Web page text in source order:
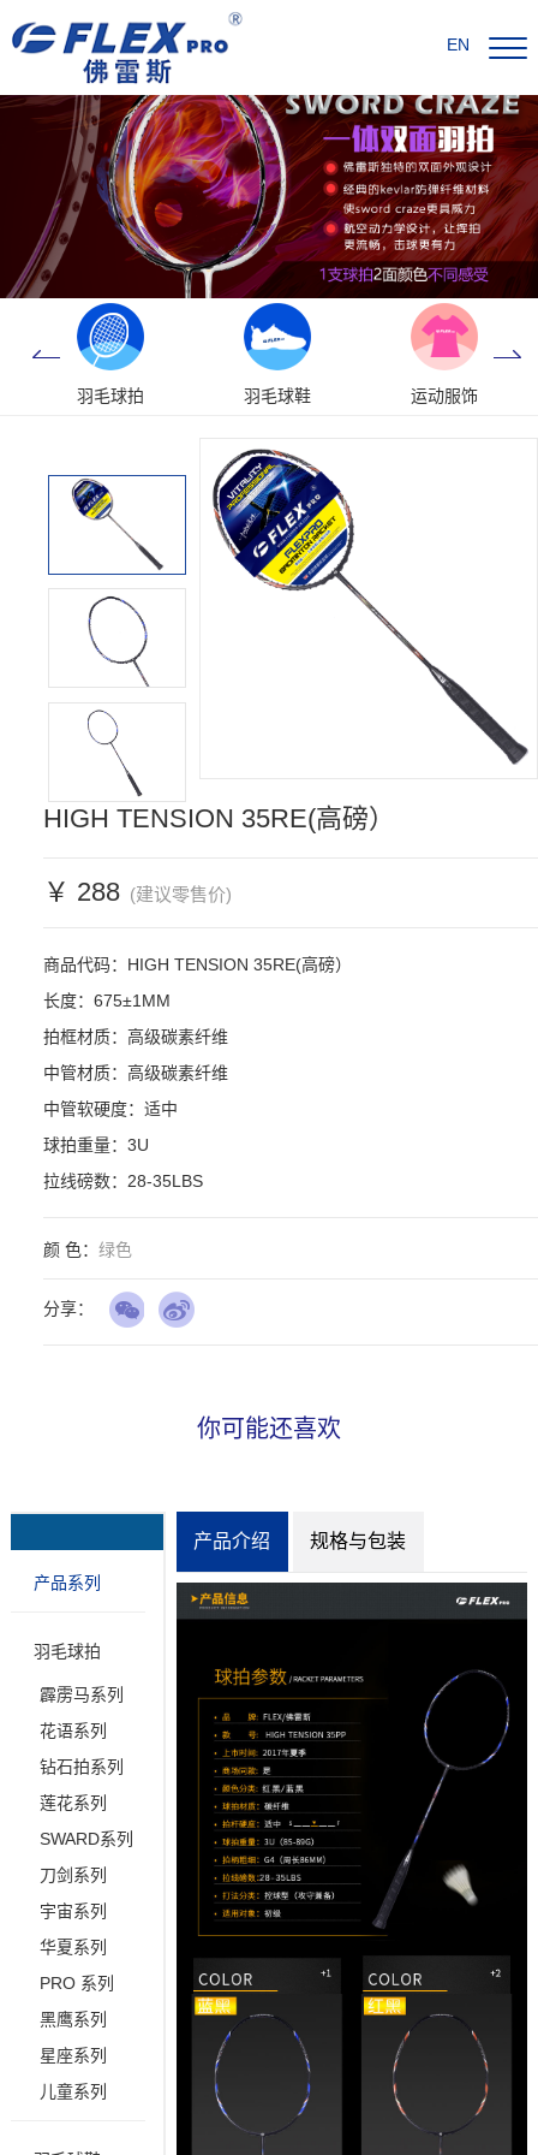
EN
羽毛球拍 羽毛球鞋 运动服饰
HIGH TENSION 35RE(高磅）
￥ 288(建议零售价)
商品代码：HIGH TENSION 35RE(高磅）
长度：675±1MM
拍框材质：高级碳素纤维
中管材质：高级碳素纤维
中管软硬度：适中
球拍重量：3U
拉线磅数：28-35LBS
颜 色： 绿色
分享：
你可能还喜欢
产品介绍 规格与包装
产品系列
羽毛球拍
霹雳马系列
花语系列
钻石拍系列
莲花系列
SWARD系列
刀剑系列
宇宙系列
华夏系列
PRO 系列
黑鹰系列
星座系列
儿童系列